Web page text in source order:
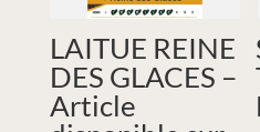
LAITUE REINE
DES GLACES –
Article